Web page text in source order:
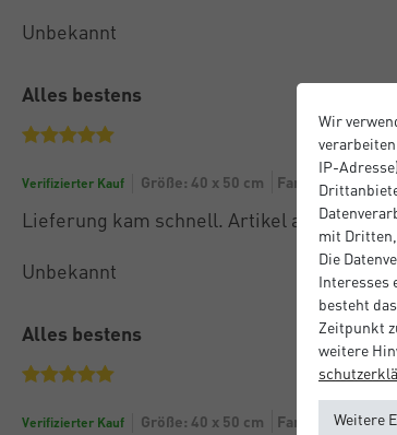
Unbekannt
Alles bestens
Verifizierter Kauf Größe: 40 x 50 cm Farbe: Silber
Lieferung kam schnell. Artikel alles
Unbekannt
Alles bestens
Verifizierter Kauf Größe: 40 x 50 cm Farbe: Silber
Wir
verarbeiten
IP-
mit
Die
Interesses
besteht
Zeitpunkt
weitere
Weitere